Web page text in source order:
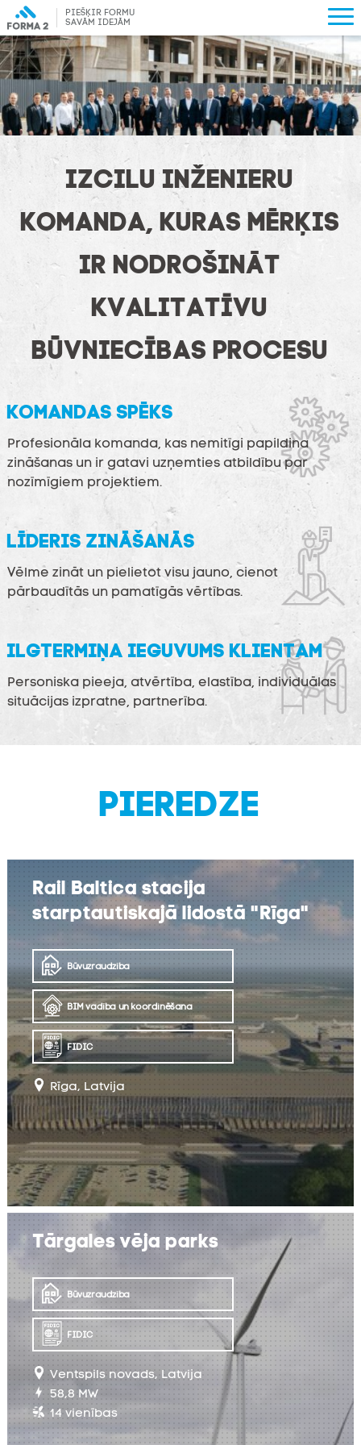
PIEŠĶIR FORMU
SAVĀM IDEJĀM
IZCILU INŽENIERU
KOMANDA, KURAS MĒRĶIS
IR NODROŠINĀT
KVALITATĪVU
BŪVNIECĪBAS PROCESU
KOMANDAS SPĒKS
Profesionāla komanda, kas nemitīgi papildina
zināšanas un ir gatavi uzņemties atbildību par
nozīmīgiem projektiem.
LĪDERIS ZINĀŠANĀS
Vēlme zināt un pielietot visu jauno, cienot
pārbaudītās un pamatīgās vērtības.
ILGTERMIŅA IEGUVUMS KLIENTAM
Personiska pieeja, atvērtība, elastība, individuālas
situācijas izpratne, partnerība.
PIEREDZE
Rail Baltica stacija
starptautiskajā lidostā "Rīga"
Būvuzraudzība
BIM vadība un koordinēšana
FIDIC
Rīga, Latvija
UZZINĀT VAIRĀK
Tārgales vēja parks
Būvuzraudzība
FIDIC
Ventspils novads, Latvija
58,8 MW
14 vienības